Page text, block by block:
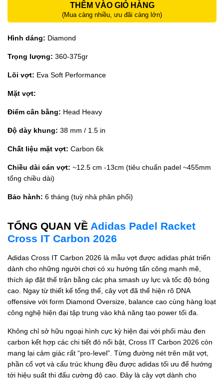
THÊM VÀO GIỎ HÀNG
(Mua càng nhiều, ưu đãi càng lớn)
Hình dáng: Diamond
Trọng lượng: 360-375gr
Lõi vợt: Eva Soft Performance
Mặt vợt:
Điểm cân bằng: Head Heavy
Độ dày khung: 38 mm / 1.5 in
Chất liệu mặt vợt: Carbon 6k
Chiều dài cán vợt: ~12.5 cm -13cm (tiêu chuẩn padel ~455mm
tổng chiều dài)
Bảo hành: 6 tháng (tuỳ nhà phân phối)
TỔNG QUAN VỀ Adidas Padel Racket
Cross IT Carbon 2026
Adidas Cross IT Carbon 2026 là mẫu vợt được adidas phát triển
dành cho những người chơi có xu hướng tấn công mạnh mẽ,
thích áp đặt thế trận bằng các pha smash uy lực và tốc độ bóng
cao. Ngay từ thiết kế tổng thể, cây vợt đã thể hiện rõ DNA
offensive với form Diamond Oversize, balance cao cùng hàng loạt
công nghệ hiện đại tập trung vào khả năng tạo power tối đa.
Không chỉ sở hữu ngoại hình cực kỳ hiện đại với phối màu đen
carbon kết hợp các chi tiết đỏ nổi bật, Cross IT Carbon 2026 còn
mang lại cảm giác rất “pro-level”. Từng đường nét trên mặt vợt,
phần cổ vợt và cấu trúc khung đều được adidas tối ưu để hướng
tới hiệu suất thi đấu cường độ cao. Đây là cây vợt dành cho